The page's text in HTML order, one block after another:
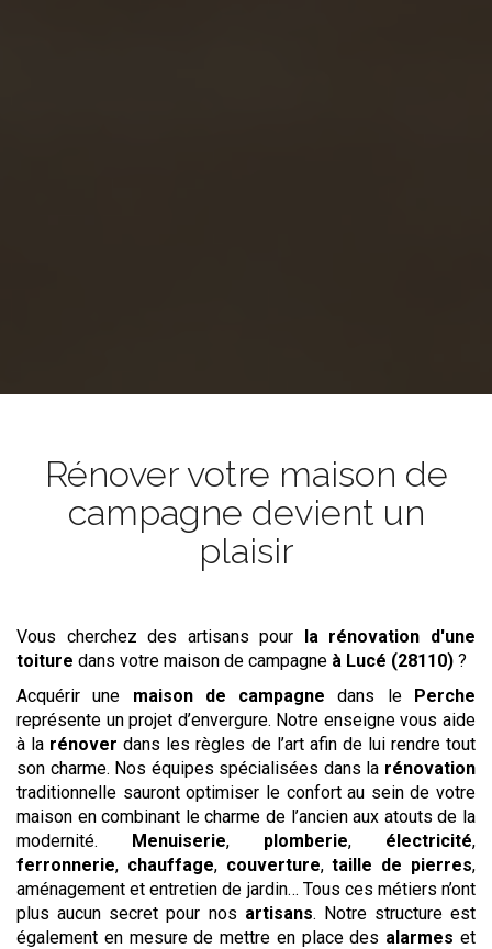
Rénover votre maison de
campagne devient un
plaisir
Vous cherchez des artisans pour la rénovation d'une
toiture dans votre maison de campagne à Lucé (28110) ?
Acquérir une maison de campagne dans le Perche
représente un projet d’envergure. Notre enseigne vous aide
à la rénover dans les règles de l’art afin de lui rendre tout
son charme. Nos équipes spécialisées dans la rénovation
traditionnelle sauront optimiser le confort au sein de votre
maison en combinant le charme de l’ancien aux atouts de la
modernité. Menuiserie, plomberie, électricité,
ferronnerie, chauffage, couverture,taille de pierres,
aménagement et entretien de jardin… Tous ces métiers n’ont
plus aucun secret pour nos artisans. Notre structure est
également en mesure de mettre en place des alarmes et